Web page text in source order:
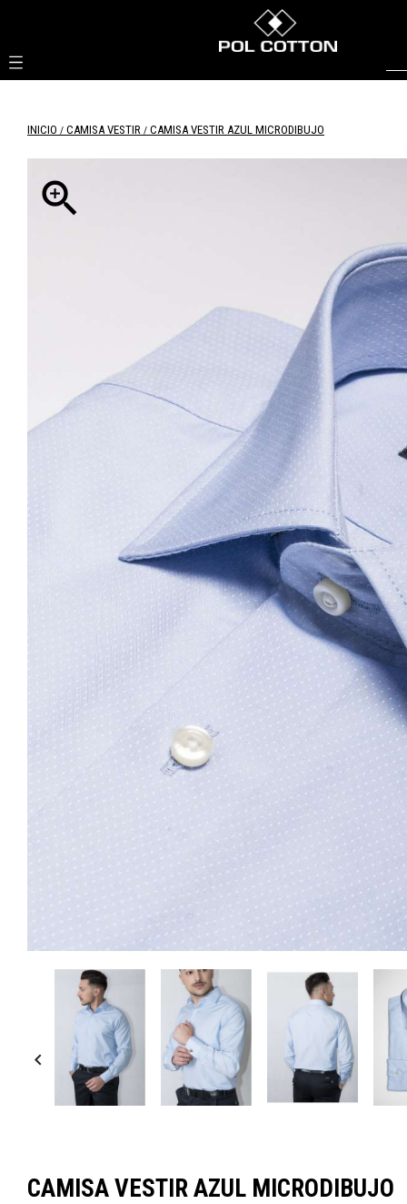
INICIO CAMISA VESTIR CAMISA VESTIR AZUL MICRODIBUJO


CAMISA VESTIR AZUL MICRODIBUJO